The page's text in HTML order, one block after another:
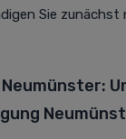
Sie zunächst
Neumünster: